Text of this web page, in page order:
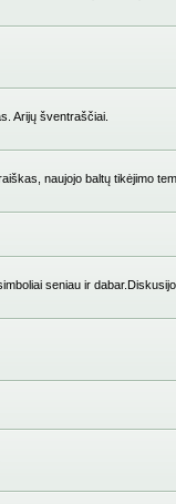
Arijų šventraščiai.
naujojo baltų tikėjimo
seniau ir